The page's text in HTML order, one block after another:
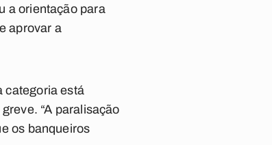
a orientação para
aprovar a
categoria está
“A paralisação
os banqueiros